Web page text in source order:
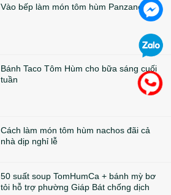
Vào bếp làm món tôm hùm Panzanella
Bánh Taco Tôm Hùm cho bữa sáng cuối
tuần
Cách làm món tôm hùm nachos đãi cả
nhà dịp nghỉ lễ
50 suất soup TomHumCa + bánh mỳ bơ
tỏi hỗ trợ phường Giáp Bát chống dịch